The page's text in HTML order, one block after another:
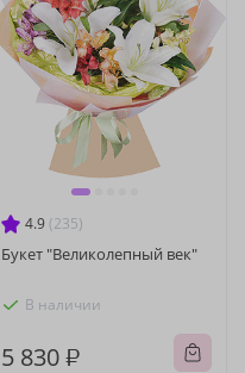
4.9 (235)
Букет "Великолепный век"
В наличии
5 830 ₽